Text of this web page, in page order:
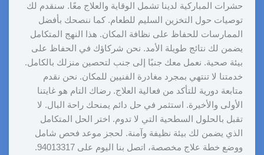
حشرات المباركية لدينا تشمل الوقاية والعلاج معًا. سنقدم لك
توصيات حول التخزين السليم للطعام. كما ننصحك بأفضل
الممارسات للحفاظ على نظافة المكان. هذا النهج المتكامل
يضمن لك نتائج طويلة الأمد. نحن شركاؤك في الحفاظ على
بيئة صحية. نعمل معك جنبًا إلى جنب لتحصين منزلك بالكامل.
خدمتنا لا تنتهي بمجرد مغادرة الفنيين للمكان. نحن نقدم
متابعة دورية للتأكد من فعالية العلاج. رضاك التام هو غايتنا
الأولى والأخيرة. استثمر في حل دائم يمنحك راحة البال. لا
تقبل بالحلول السطحية التي لا تدوم. اختر الحل المتكامل
الذي يضمن لك بيئة نظيفة وآمنة. لحجز موعد فحص شامل
ووضع خطة علاج مخصصة، اتصل بنا اليوم على 94013317.